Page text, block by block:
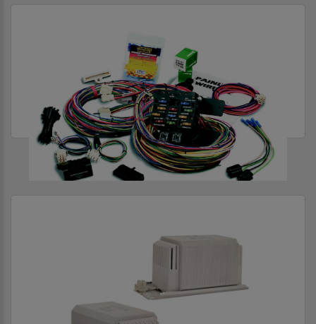
Изоляционные
ГОСТ
Пожарные
АВТОМОБИЛЬНАЯ ЭЛЕКТРОНИКА